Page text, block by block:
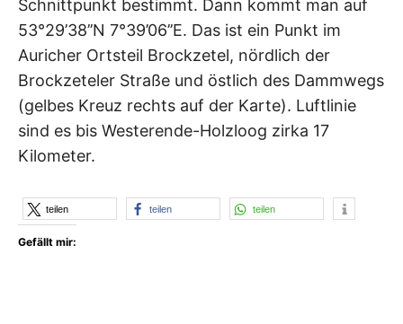
Schnittpunkt bestimmt. Dann kommt man auf
53°29’38’’N 7°39’06’’E. Das ist ein Punkt im
Auricher Ortsteil Brockzetel, nördlich der
Brockzeteler Straße und östlich des Dammwegs
(gelbes Kreuz rechts auf der Karte). Luftlinie
sind es bis Westerende-Holzloog zirka 17
Kilometer.
teilen teilen teilen
Gefällt mir: